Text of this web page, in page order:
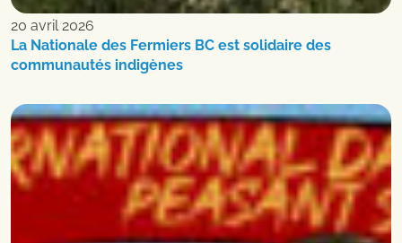
20 avril 2026
La Nationale des Fermiers BC est solidaire des
communautés indigènes